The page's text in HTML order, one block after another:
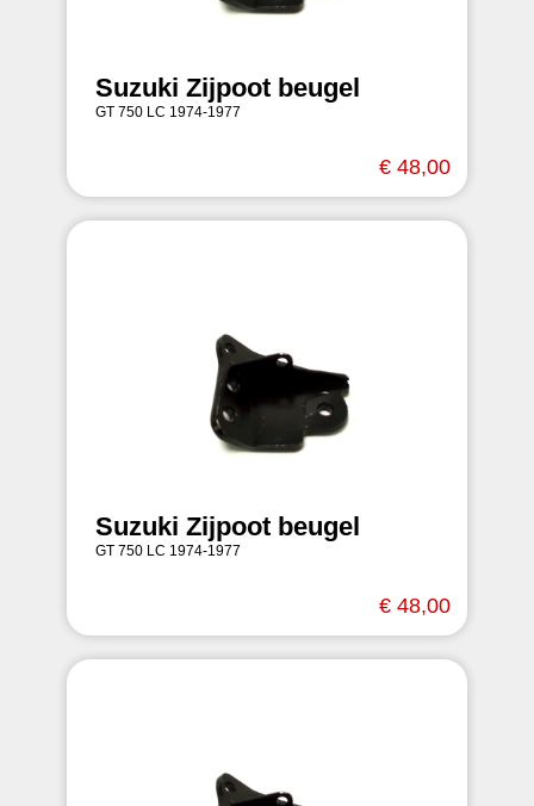
Suzuki Zijpoot beugel
GT 750 LC 1974-1977
€ 48,00
Suzuki Zijpoot beugel
GT 750 LC 1974-1977
€ 48,00